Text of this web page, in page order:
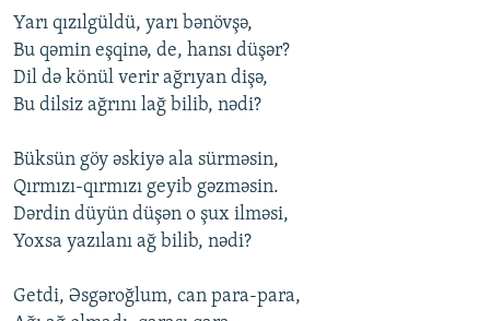
BIZIMLƏ ƏLAQƏ
XƏBƏR BÜLLETENLƏRIMIZ
Yarı qızılgüldü, yarı bənövşə,
Bu qəmin eşqinə, de, hansı düşər?
Dil də könül verir ağrıyan dişə,
Bu dilsiz ağrını lağ bilib, nədi?
Büksün göy əskiyə ala sürməsin,
Qırmızı-qırmızı geyib gəzməsin.
Dərdin düyün düşən o şux ilməsi,
Yoxsa yazılanı ağ bilib, nədi?
Getdi, Əsgəroğlum, can para-para,